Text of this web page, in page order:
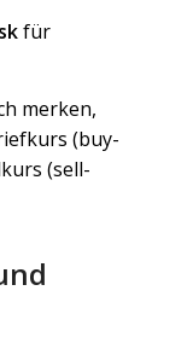
für
merken,
(buy-
(sell-